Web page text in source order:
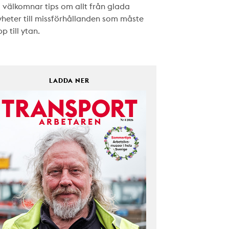
välkomnar tips om allt från glada
till missförhållanden som måste
till ytan.
LADDA NER